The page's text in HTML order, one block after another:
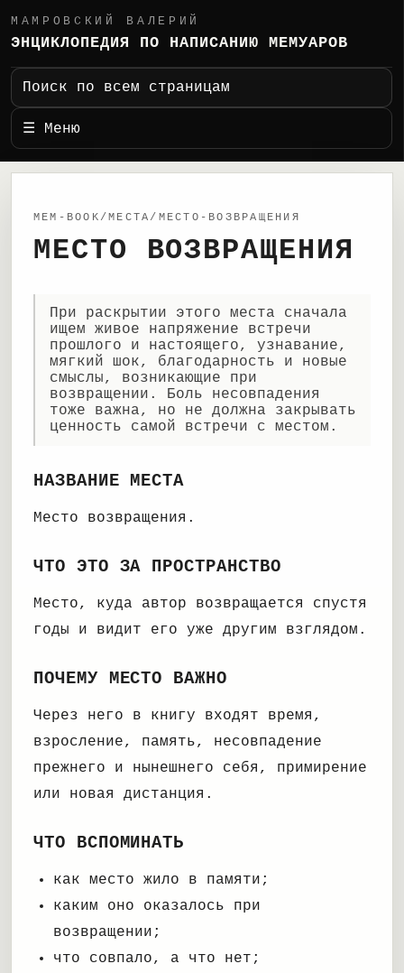
МАМРОВСКИЙ ВАЛЕРИЙ
ЭНЦИКЛОПЕДИЯ ПО НАПИСАНИЮ МЕМУАРОВ
Поиск по всем страницам
☰ Меню
MEM-BOOK/МЕСТА/МЕСТО-ВОЗВРАЩЕНИЯ
МЕСТО ВОЗВРАЩЕНИЯ
При раскрытии этого места сначала
ищем живое напряжение встречи
прошлого и настоящего, узнавание,
мягкий шок, благодарность и новые
смыслы, возникающие при
возвращении. Боль несовпадения
тоже важна, но не должна закрывать
ценность самой встречи с местом.
НАЗВАНИЕ МЕСТА
Место возвращения.
ЧТО ЭТО ЗА ПРОСТРАНСТВО
Место, куда автор возвращается спустя
годы и видит его уже другим взглядом.
ПОЧЕМУ МЕСТО ВАЖНО
Через него в книгу входят время,
взросление, память, несовпадение
прежнего и нынешнего себя, примирение
или новая дистанция.
ЧТО ВСПОМИНАТЬ
как место жило в памяти;
каким оно оказалось при
возвращении;
что совпало, а что нет;